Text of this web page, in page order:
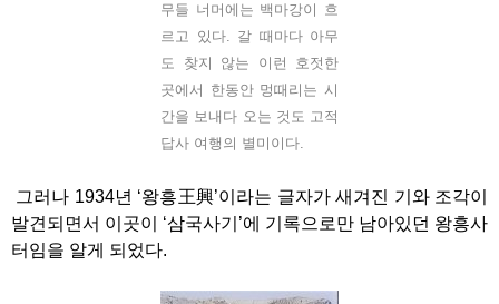
무들 너머에는 백마강이 흐
르고 있다. 갈 때마다 아무
도 찾지 않는 이런 호젓한
곳에서 한동안 멍때리는 시
간을 보내다 오는 것도 고적
답사 여행의 별미이다.
그러나 1934년 ‘왕흥王興’이라는 글자가 새겨진 기와 조각이
발견되면서 이곳이 ‘삼국사기’에 기록으로만 남아있던 왕흥사
터임을 알게 되었다.